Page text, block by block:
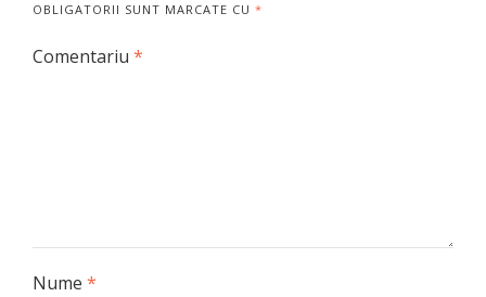
OBLIGATORII SUNT MARCATE CU *
Comentariu *
Nume *